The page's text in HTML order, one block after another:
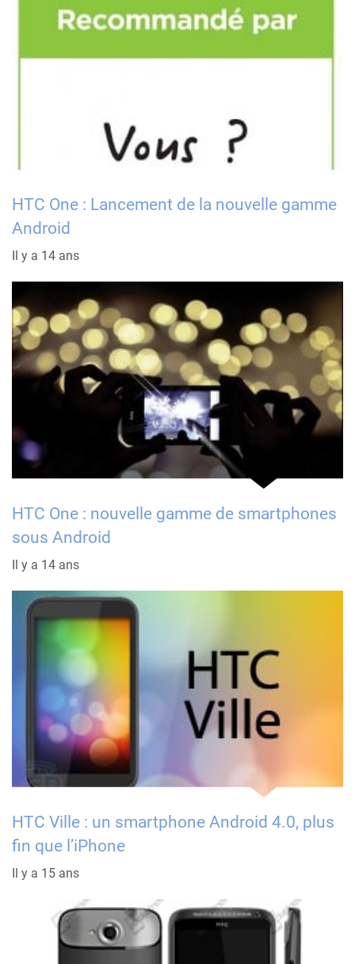
HTC One : Lancement de la nouvelle gamme
Android
Il y a 14 ans
HTC One : nouvelle gamme de smartphones
sous Android
Il y a 14 ans
HTC Ville : un smartphone Android 4.0, plus
fin que l’iPhone
Il y a 15 ans